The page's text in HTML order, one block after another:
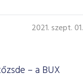
2021. szept. 01.
– a BUX